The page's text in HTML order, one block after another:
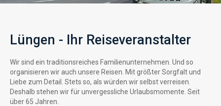
Lüngen - Ihr Reiseveranstalter
Wir sind ein traditionsreiches Familienunternehmen. Und so
organisieren wir auch unsere Reisen. Mit größter Sorgfalt und
Liebe zum Detail. Stets so, als würden wir selbst verreisen.
Deshalb stehen wir für unvergessliche Urlaubsmomente. Seit
über 65 Jahren.